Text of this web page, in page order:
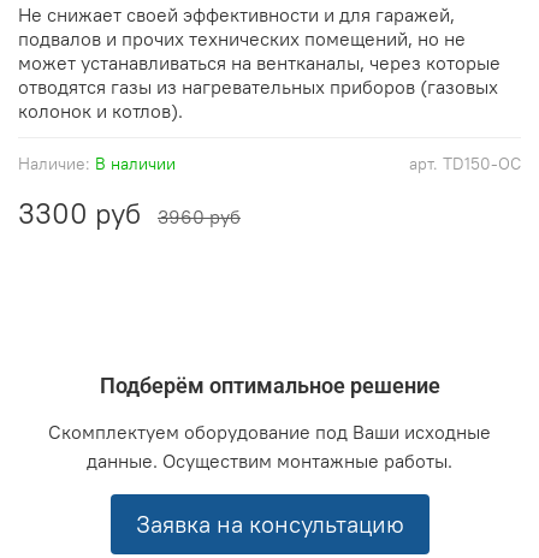
арт. TD150-OC
Наличие: В наличии
3300 руб 3960 руб
Не снижает своей эффективности и для гаражей,
подвалов и прочих технических помещений, но не
может устанавливаться на вентканалы, через которые
отводятся газы из нагревательных приборов (газовых
колонок и котлов).
Подберём оптимальное решение
Скомплектуем оборудование под Ваши исходные
данные. Осуществим монтажные работы.
Заявка на консультацию